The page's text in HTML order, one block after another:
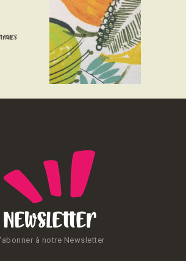
SOUTENONS
Newsletter
à notre Newsletter